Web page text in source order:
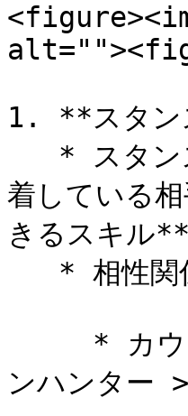
1. **スタン
着している
きるスキル
ンハンター